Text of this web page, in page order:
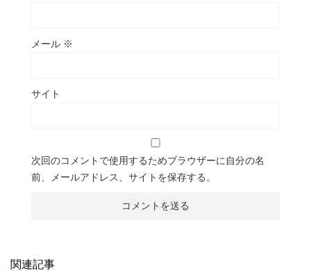
メール ※
サイト
次回のコメントで使用するためブラウザーに自分の名
前、メールアドレス、サイトを保存する。
関連記事